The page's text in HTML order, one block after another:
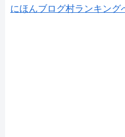
にほんブログ村ランキング